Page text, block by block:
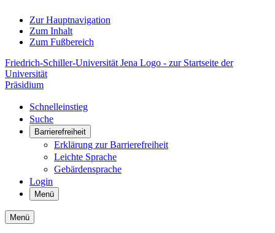
Zur Hauptnavigation
Zum Inhalt
Zum Fußbereich
Friedrich-Schiller-Universität Jena Logo - zur Startseite der
Universität
Präsidium
Schnelleinstieg
Suche
Barrierefreiheit
Erklärung zur Barrierefreiheit
Leichte Sprache
Gebärdensprache
Login
Menü
Menü